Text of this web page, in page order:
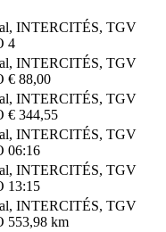
INTERCITÉS, TGV
4
INTERCITÉS, TGV
€ 88,00
INTERCITÉS, TGV
€ 344,55
INTERCITÉS, TGV
06:16
INTERCITÉS, TGV
13:15
INTERCITÉS, TGV
553,98 km